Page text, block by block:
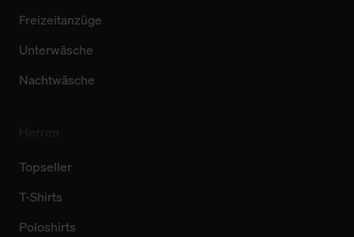
Freizeitanzüge
Unterwäsche
Nachtwäsche
Topseller
T-Shirts
Poloshirts